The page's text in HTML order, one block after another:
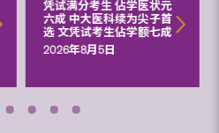
凭试满分考生 佔学医状元
六成 中大医科续为尖子首
选 文凭试考生佔学额七成
2026年8月5日